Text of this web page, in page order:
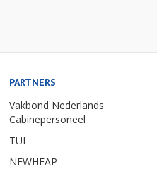
PARTNERS
Vakbond Nederlands
Cabinepersoneel
TUI
NEWHEAP